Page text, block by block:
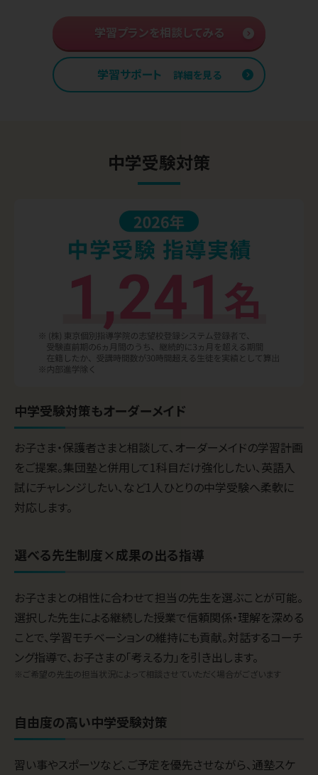
学習プランを相談してみる
学習サポート 詳細を見る
中学受験対策
中学受験対策もオーダーメイド
お子さま・保護者さまと相談して、オーダーメイドの学習計画
をご提案。集団塾と併用して1科目だけ強化したい、英語入
試にチャレンジしたい、など1人ひとりの中学受験へ柔軟に
対応します。
選べる先生制度×成果の出る指導
お子さまとの相性に合わせて担当の先生を選ぶことが可能。
選択した先生による継続した授業で信頼関係・理解を深める
ことで、学習モチベーションの維持にも貢献。対話するコーチ
ング指導で、お子さまの「考える力」を引き出します。
※ご希望の先生の担当状況によって相談させていただく場合がございます
自由度の高い中学受験対策
習い事やスポーツなど、ご予定を優先させながら、通塾スケ